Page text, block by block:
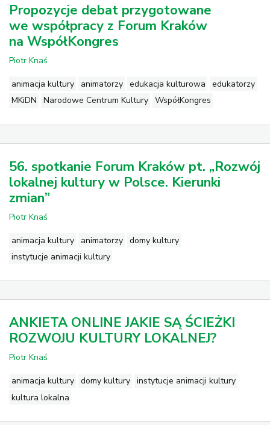
Propozycje debat przygotowane
we współpracy z Forum Kraków
na WspółKongres
Piotr Knaś
animacja kultury animatorzy edukacja kulturowa
edukatorzy
MKiDN
Narodowe Centrum Kultury WspółKongres
56. spotkanie Forum Kraków pt. „Rozwój
lokalnej kultury w Polsce. Kierunki
zmian”
Piotr Knaś
animacja kultury animatorzy
domy kultury
instytucje animacji kultury
ANKIETA ONLINE JAKIE SĄ ŚCIEŻKI
ROZWOJU KULTURY LOKALNEJ?
Piotr Knaś
animacja kultury domy kultury
instytucje animacji kultury
kultura lokalna